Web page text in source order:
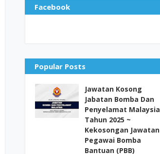
Facebook
Popular Posts
Jawatan Kosong
Jabatan Bomba Dan
Penyelamat Malaysia
Tahun 2025 ~
Kekosongan Jawatan
Pegawai Bomba
Bantuan (PBB)